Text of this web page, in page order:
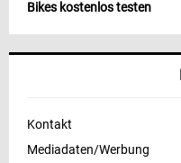
Bikes kostenlos testen
Kontakt
Mediadaten/Werbung